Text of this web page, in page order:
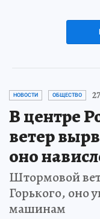
НОВОСТИ ОБЩЕСТВО
В центре
ветер
оно
Штормовой
Горького, оно
машинам